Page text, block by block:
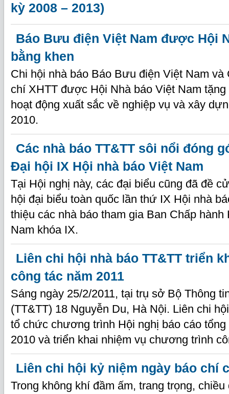
kỳ 2008 – 2013)
Báo Bưu điện Việt Nam được Hội
bằng khen
Chi hội nhà báo Báo Bưu điện Việt Nam và
chí XHTT được Hội Nhà báo Việt Nam
hoạt động xuất sắc về nghiệp vụ và xây
2010.
Các nhà báo TT&TT sôi nổi đóng
Đại hội IX Hội nhà báo Việt Nam
Tại Hội nghị này, các đại biểu cũng đã đề
hội đại biểu toàn quốc lần thứ IX Hội nhà
thiệu các nhà báo tham gia Ban Chấp hành
Nam khóa IX.
Liên chi hội nhà báo TT&TT triển
công tác năm 2011
Sáng ngày 25/2/2011, tại trụ sở Bộ Thông
(TT&TT) 18 Nguyễn Du, Hà Nội. Liên chi
tổ chức chương trình Hội nghị báo cáo tổng
2010 và triển khai nhiệm vụ chương trình
Liên chi hội kỷ niệm ngày báo chí
Trong không khí đầm ấm, trang trọng,